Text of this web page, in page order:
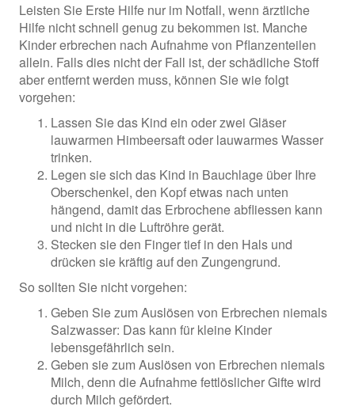
Leisten Sie Erste Hilfe nur im Notfall, wenn ärztliche
Hilfe nicht schnell genug zu bekommen ist. Manche
Kinder erbrechen nach Aufnahme von Pflanzenteilen
allein. Falls dies nicht der Fall ist, der schädliche Stoff
aber entfernt werden muss, können Sie wie folgt
vorgehen:
Lassen Sie das Kind ein oder zwei Gläser
lauwarmen Himbeersaft oder lauwarmes Wasser
trinken.
Legen sie sich das Kind in Bauchlage über Ihre
Oberschenkel, den Kopf etwas nach unten
hängend, damit das Erbrochene abfliessen kann
und nicht in die Luftröhre gerät.
Stecken sie den Finger tief in den Hals und
drücken sie kräftig auf den Zungengrund.
So sollten Sie nicht vorgehen:
Geben Sie zum Auslösen von Erbrechen niemals
Salzwasser: Das kann für kleine Kinder
lebensgefährlich sein.
Geben sie zum Auslösen von Erbrechen niemals
Milch, denn die Aufnahme fettlöslicher Gifte wird
durch Milch gefördert.